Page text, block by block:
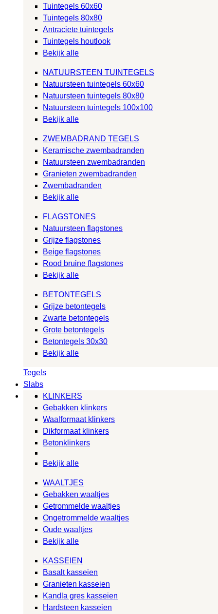
Tuintegels 60x60
Tuintegels 80x80
Antraciete tuintegels
Tuintegels houtlook
Bekijk alle
NATUURSTEEN TUINTEGELS
Natuursteen tuintegels 60x60
Natuursteen tuintegels 80x80
Natuursteen tuintegels 100x100
Bekijk alle
ZWEMBADRAND TEGELS
Keramische zwembadranden
Natuursteen zwembadranden
Granieten zwembadranden
Zwembadranden
Bekijk alle
FLAGSTONES
Natuursteen flagstones
Grijze flagstones
Beige flagstones
Rood bruine flagstones
Bekijk alle
BETONTEGELS
Grijze betontegels
Zwarte betontegels
Grote betontegels
Betontegels 30x30
Bekijk alle
Tegels
Slabs
KLINKERS
Gebakken klinkers
Waalformaat klinkers
Dikformaat klinkers
Betonklinkers
Bekijk alle
WAALTJES
Gebakken waaltjes
Getrommelde waaltjes
Ongetrommelde waaltjes
Oude waaltjes
Bekijk alle
KASSEIEN
Basalt kasseien
Granieten kasseien
Kandla gres kasseien
Hardsteen kasseien